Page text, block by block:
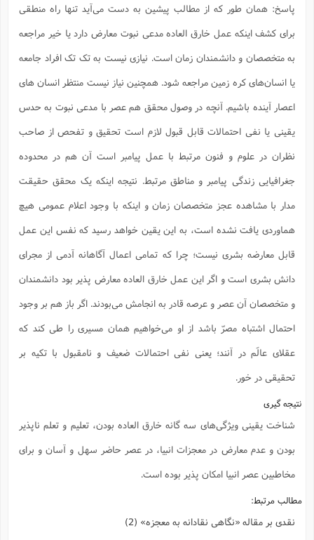
پاسخ: همان طور که از مطالب پیشین به دست می‌آید تنها راه منطقی
برای کشف اینکه عمل خارق العاده مدعی نبوت معارض دارد یا خیر مراجعه
به متخصصان و دانشمندان زمان است. نیازی نیست به تک تک افراد جامعه
یا انسان‌های کره زمین مراجعه شود. همچنین نیاز نیست منتظر انسان ‌های
اعصار آینده باشیم. آنچه در وصول محقق هم عصر با مدعی نبوت به حدس
یقینی یا نفی احتمالات قابل قبول لازم است تحقیق و تفحص از صاحب
نظران در علوم و فنون مرتبط با عمل پیامبر است آن هم در محدوده
جغرافیایی زندگی پیامبر و مناطق مرتبط. نتیجه اینکه یک محقق حقیقت
مدار با مشاهده عجز متخصصان زمان و اینکه با وجود اعلام عمومی هیچ
هماوردی یافت نشده است، به این یقین خواهد رسید که نفس این عمل
قابل معارضه بشری نیست؛ چرا که تمامی اعمال آگاهانه آدمی از مجرای
دانش بشری است و اگر این عمل خارق العاده معارض پذیر بود دانشمندان
و متخصصان آن عصر و عرصه قادر به انجامش می‌بودند. اگر باز هم بر وجود
احتمال اشتباه مصرّ باشد از او می‌خواهیم همان مسیری را طی کند که
عقلای عالَم در آنند؛ یعنی نفی احتمالات ضعیف و نامقبول با تکیه بر
تحقیقی در خور.
نتیجه گیری
شناخت یقینی ویژگی‌های سه گانه خارق العاده بودن، تعلیم و تعلم ناپذیر
بودن و عدم معارض در معجزات انبیا، در عصر حاضر سهل و آسان و برای
مخاطبین عصر انبیا امکان پذیر بوده است.
مطالب مرتبط:
نقدی بر مقاله «نگاهی نقادانه به معجزه» (2)